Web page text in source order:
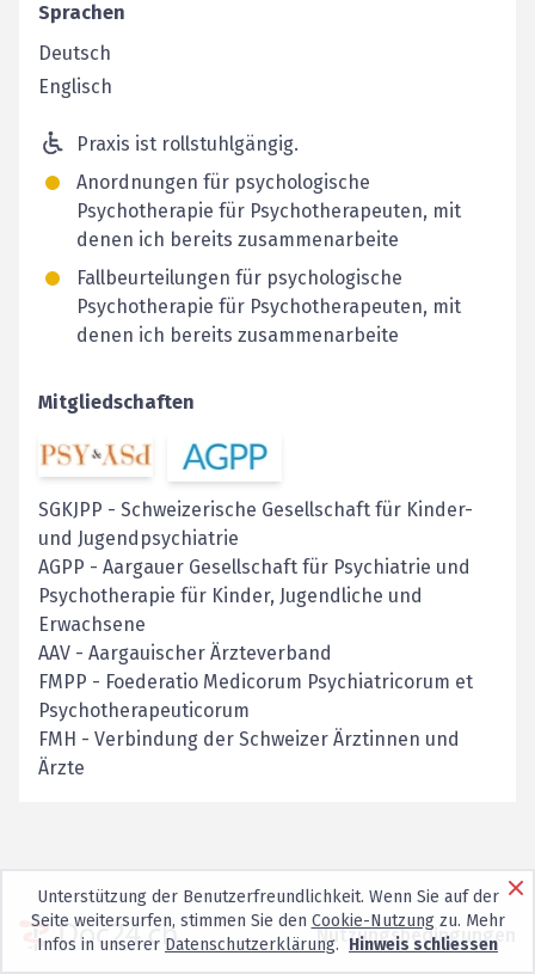
Sprachen
Deutsch
Englisch
Praxis ist rollstuhlgängig.
Anordnungen für psychologische
Psychotherapie für Psychotherapeuten, mit
denen ich bereits zusammenarbeite
Fallbeurteilungen für psychologische
Psychotherapie für Psychotherapeuten, mit
denen ich bereits zusammenarbeite
Mitgliedschaften
SGKJPP - Schweizerische Gesellschaft für Kinder-
und Jugendpsychiatrie
AGPP - Aargauer Gesellschaft für Psychiatrie und
Psychotherapie für Kinder, Jugendliche und
Erwachsene
AAV - Aargauischer Ärzteverband
FMPP - Foederatio Medicorum Psychiatricorum et
Psychotherapeuticorum
FMH - Verbindung der Schweizer Ärztinnen und
Ärzte
Nutzungsbedingungen
Unterstützung der Benutzerfreundlichkeit. Wenn Sie auf der
Seite weitersurfen, stimmen Sie den Cookie-Nutzungzu. Mehr
Infos in unserer Datenschutzerklärung. Hinweis schliessen